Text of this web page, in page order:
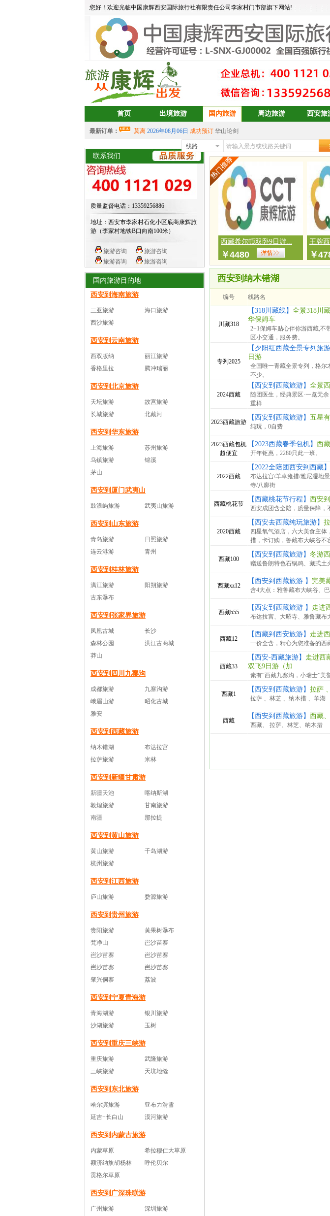
您好！欢迎光临中国康辉西安国际旅行社有限责任公司李家村门市部旗下网站!
首页 出境旅游 国内旅游 周边旅游 西安旅
最新订单： 莫离 2026年08月06日 成功预订 华山论剑
成功预订
宝藏大东北6日游
中岳建筑 2026年08月04日成功预订青岛、日照、乳山、威海、蓬莱、烟台
2026年07月30日 成功预订
双岛青岛+威海+长岛+烟台
双岛青岛+威海+长岛+烟台
aalertlert(1)
2026年07月30日 成功预订双岛青岛+威海+长岛+烟台
2026年07月30日 成功预订
双岛青岛+威海+长岛+烟台
线路
联系我们
质量监督电话：13359256886
地址：西安市李家村石化小区底商康辉旅
游（李家村地铁B口向南100米）
旅游咨询
旅游咨询
旅游咨询
旅游咨询
国内旅游目的地
西安到海南旅游
三亚旅游
海口旅游
西沙旅游
西安到云南旅游
西双版纳
丽江旅游
香格里拉
腾冲瑞丽
西安到北京旅游
天坛旅游
故宫旅游
长城旅游
北戴河
西安到华东旅游
上海旅游
苏州旅游
乌镇旅游
锦溪
茅山
西安到厦门武夷山
鼓浪屿旅游 武夷山旅游
西安到山东旅游
青岛旅游
日照旅游
连云港游
青州
西安到桂林旅游
漓江旅游
阳朔旅游
古东瀑布
西安到张家界旅游
凤凰古城
长沙
森林公园
洪江古商城
莽山
西安到四川九寨沟
成都旅游
九寨沟游
峨眉山游
昭化古城
雅安
西安到西藏旅游
纳木错湖
布达拉宫
拉萨旅游
米林
西安到新疆甘肃游
新疆天池
喀纳斯湖
敦煌旅游
甘南旅游
南疆
那拉提
西安到黄山旅游
黄山旅游
千岛湖游
杭州旅游
西安到江西旅游
庐山旅游 婺源旅游
西安到贵州旅游
贵阳旅游
黄果树瀑布
梵净山
岜沙苗寨
岜沙苗寨
岜沙苗寨
岜沙苗寨
岜沙苗寨
肇兴侗寨
荔波
西安到宁夏青海游
青海湖游
银川旅游
沙湖旅游
玉树
西安到重庆三峡游
重庆旅游
武隆旅游
三峡旅游
天坑地缝
西安到东北旅游
哈尔滨旅游
亚布力滑雪
延吉+长白山
漠河旅游
西安到内蒙古旅游
内蒙草原
希拉穆仁大草原
额济纳旗胡杨林
呼伦贝尔
贡格尔草原
西安到广深珠联游
广州旅游
深圳旅游
西安康辉旅行社>>国内旅游>> >>
西藏希尔顿双卧9日游...
￥4480
王牌
￥
西安到纳木错湖
编号 线路名
川藏318
【318川藏线】 全景318川
华保姆车
2+1保姆车贴心伴你游西藏,不
区小交通，服务费。
专列2025
【夕阳红西藏全景专列旅游
日游
全国唯一青藏全景专列，格尔
不少。
2024西藏
【西安到西藏旅游】 全景
随团医生，经典景区·一览无
重样
2023西藏旅游
【西安到西藏旅游】 五星
纯玩，0自费
2023西藏包机
超便宜
【2023西藏春季包机】 西
开年钜惠，2280只此一班。
2022西藏
【2022全陪团西安到西藏】
布达拉宫/羊卓雍措/雅尼湿地
寺/八廓街
西藏桃花节
【西藏桃花节行程】 西安
西安成团含全陪，质量保障，
2020西藏
【西安去西藏纯玩旅游】
四星氧气酒店，六大美食主
措，卡订购，鲁藏布大峡谷不
西藏100
【西安到西藏旅游】 冬游
赠送鲁朗特色石锅鸡、藏式土
西藏xz12
【西安到西藏旅游 】 完美
含4大点：雅鲁藏布大峡谷、
西藏b55
【西安到西藏旅游 】 走进
布达拉宫、大昭寺、雅鲁藏布
西藏12
【西藏到西安旅游】 走进
一价全含，精心为您准备的西
西藏33
【西安-西藏旅游】 走进西
双飞9日游（加
素有“西藏九寨沟，小瑞士”美
西藏1
【西安到西藏旅游】 拉萨
拉萨 、林芝 、纳木措 、羊湖
西藏
【西安到西藏旅游】 西藏
西藏、 拉萨、林芝、纳木措